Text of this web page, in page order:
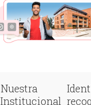
Nuestra
Institucional